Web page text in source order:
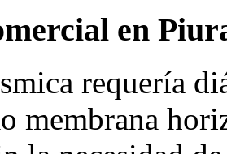
en
requería
membrana